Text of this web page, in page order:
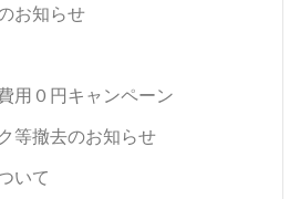
お知らせ
用０円キャンペーン
等撤去のお知らせ
いて